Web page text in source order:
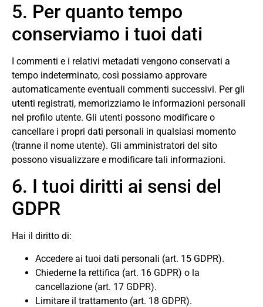
5. Per quanto tempo
conserviamo i tuoi dati
I commenti e i relativi metadati vengono conservati a
tempo indeterminato, così possiamo approvare
automaticamente eventuali commenti successivi. Per gli
utenti registrati, memorizziamo le informazioni personali
nel profilo utente. Gli utenti possono modificare o
cancellare i propri dati personali in qualsiasi momento
(tranne il nome utente). Gli amministratori del sito
possono visualizzare e modificare tali informazioni.
6. I tuoi diritti ai sensi del
GDPR
Hai il diritto di:
Accedere ai tuoi dati personali (art. 15 GDPR).
Chiederne la rettifica (art. 16 GDPR) o la
cancellazione (art. 17 GDPR).
Limitare il trattamento (art. 18 GDPR).